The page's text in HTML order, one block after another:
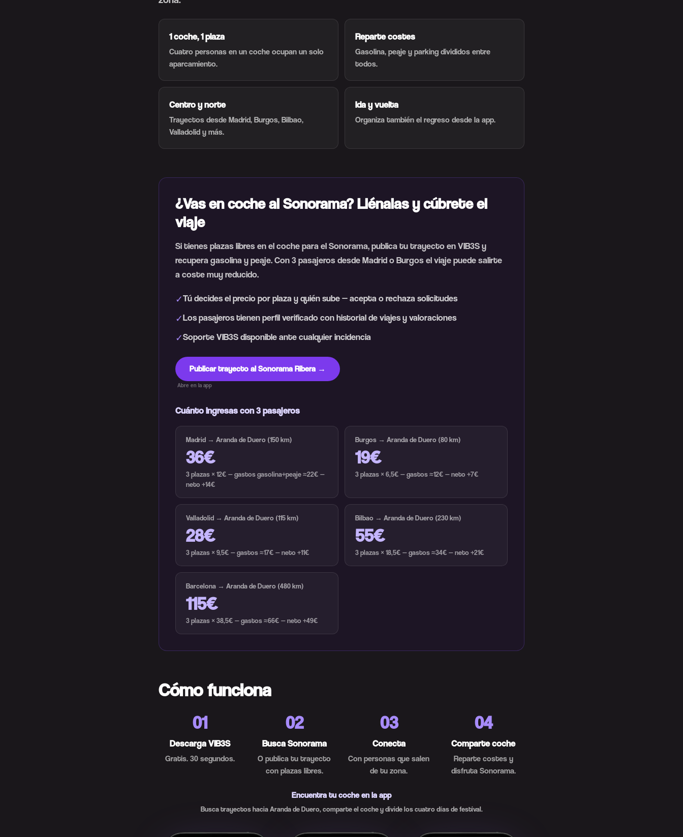
1 coche, 1 plaza
Cuatro personas en un coche ocupan un solo
aparcamiento.
Reparte costes
Gasolina, peaje y parking divididos entre
todos.
Centro y norte
Trayectos desde Madrid, Burgos, Bilbao,
Valladolid y más.
Ida y vuelta
Organiza también el regreso desde la app.
¿Vas en coche al Sonorama? Llénalas y cúbrete el
viaje
Si tienes plazas libres en el coche para el Sonorama, publica tu trayecto en VIB3S y
recupera gasolina y peaje. Con 3 pasajeros desde Madrid o Burgos el viaje puede salirte
a coste muy reducido.
✓Tú decides el precio por plaza y quién sube — acepta o rechaza solicitudes
✓Los pasajeros tienen perfil verificado con historial de viajes y valoraciones
✓Soporte VIB3S disponible ante cualquier incidencia
Publicar trayecto al Sonorama Ribera →
Abre en la app
Cuánto ingresas con 3 pasajeros
Madrid → Aranda de Duero (150 km)
36€
3 plazas × 12€ — gastos gasolina+peaje ≈22€ —
neto +14€
Burgos → Aranda de Duero (80 km)
19€
3 plazas × 6,5€ — gastos ≈12€ — neto +7€
Valladolid → Aranda de Duero (115 km)
28€
3 plazas × 9,5€ — gastos ≈17€ — neto +11€
Bilbao → Aranda de Duero (230 km)
55€
3 plazas × 18,5€ — gastos ≈34€ — neto +21€
Barcelona → Aranda de Duero (480 km)
115€
3 plazas × 38,5€ — gastos ≈66€ — neto +49€
Cómo funciona
01
Descarga VIB3S
Gratis. 30 segundos.
02
Busca Sonorama
O publica tu trayecto
con plazas libres.
03
Conecta
Con personas que salen
de tu zona.
04
Comparte coche
Reparte costes y
disfruta Sonorama.
Encuentra tu coche en la app
Busca trayectos hacia Aranda de Duero, comparte el coche y divide los cuatro días de festival.